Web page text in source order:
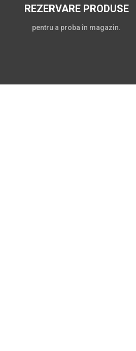
REZERVARE PRODUSE
pentru a proba în magazin.